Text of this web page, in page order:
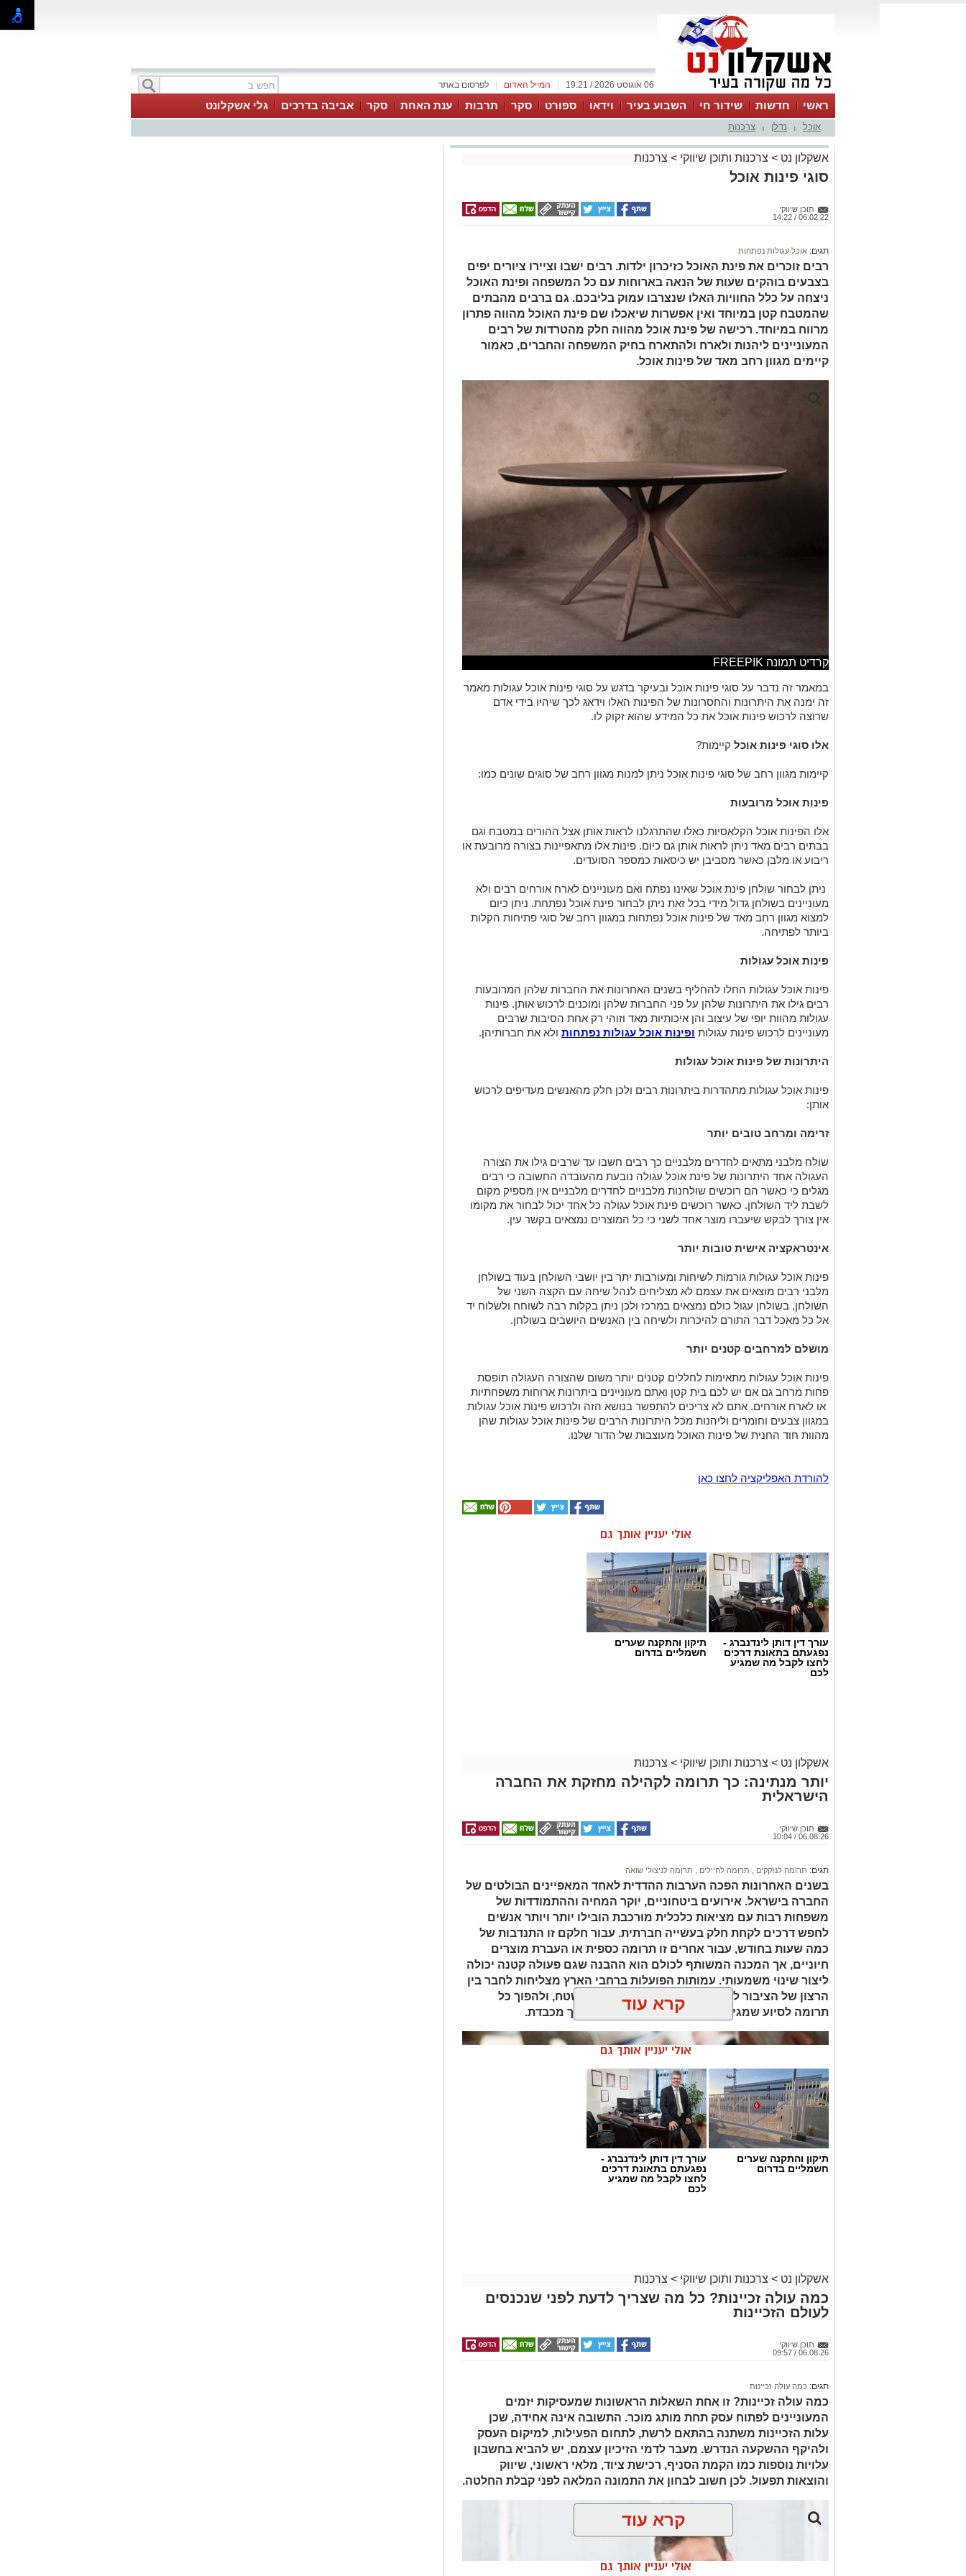
לפרסום באתר המייל האדום 06 אוגוסט 2026 / 19:21
ראשי חדשות שידור חי השבוע בעיר וידאו ספורט סקר תרבות ענת האחת סקר אביבה בדרכים גלי אשקלונט
אוכל נדלן צרכנות
אשקלון נט > צרכנות ותוכן שיווקי > צרכנות
סוגי פינות אוכל
תוכן שיווקי
06.02.22 / 14:22
תגים: אוכל עגולות נפתחות
רבים זוכרים את פינת האוכל כזיכרון ילדות. רבים ישבו וציירו ציורים יפים
בצבעים בוהקים שעות של הנאה בארוחות עם כל המשפחה ופינת האוכל
ניצחה על כלל החוויות האלו שנצרבו עמוק בליבכם. גם ברבים מהבתים
שהמטבח קטן במיוחד ואין אפשרות שיאכלו שם פינת האוכל מהווה פתרון
מרווח במיוחד. רכישה של פינת אוכל מהווה חלק מהטרדות של רבים
המעוניינים ליהנות ולארח ולהתארח בחיק המשפחה והחברים, כאמור
קיימים מגוון רחב מאד של פינות אוכל.
קרדיט תמונה FREEPIK
במאמר זה נדבר על סוגי פינות אוכל ובעיקר בדגש על סוגי פינות אוכל עגולות מאמר
זה ימנה את היתרונות והחסרונות של הפינות האלו וידאג לכך שיהיו בידי אדם
שרוצה לרכוש פינות אוכל את כל המידע שהוא זקוק לו.
אלו סוגי פינות אוכל קיימות?
קיימות מגוון רחב של סוגי פינות אוכל ניתן למנות מגוון רחב של סוגים שונים כמו:
פינות אוכל מרובעות
אלו הפינות אוכל הקלאסיות כאלו שהתרגלנו לראות אותן אצל ההורים במטבח וגם
בבתים רבים מאד ניתן לראות אותן גם כיום. פינות אלו מתאפיינות בצורה מרובעת או
ריבוע או מלבן כאשר מסביבן יש כיסאות כמספר הסועדים.
ניתן לבחור שולחן פינת אוכל שאינו נפתח ואם מעוניינים לארח אורחים רבים ולא
מעוניינים בשולחן גדול מידי בכל זאת ניתן לבחור פינת אוכל נפתחת. ניתן כיום
למצוא מגוון רחב מאד של פינות אוכל נפתחות במגוון רחב של סוגי פתיחות הקלות
ביותר לפתיחה.
פינות אוכל עגולות
פינות אוכל עגולות החלו להחליף בשנים האחרונות את החברות שלהן המרובעות
רבים גילו את היתרונות שלהן על פני החברות שלהן ומוכנים לרכוש אותן. פינות
עגולות מהוות יופי של עיצוב והן איכותיות מאד וזוהי רק אחת הסיבות שרבים
מעוניינים לרכוש פינות עגולות ופינות אוכל עגולות נפתחות ולא את חברותיהן.
היתרונות של פינות אוכל עגולות
פינות אוכל עגולות מתהדרות ביתרונות רבים ולכן חלק מהאנשים מעדיפים לרכוש
אותן:
זרימה ומרחב טובים יותר
שולח מלבני מתאים לחדרים מלבניים כך רבים חשבו עד שרבים גילו את הצורה
העגולה אחד היתרונות של פינת אוכל עגולה נובעת מהעובדה החשובה כי רבים
מגלים כי כאשר הם רוכשים שולחנות מלבניים לחדרים מלבניים אין מספיק מקום
לשבת ליד השולחן. כאשר רוכשים פינת אוכל עגולה כל אחד יכול לבחור את מקומו
אין צורך לבקש שיעברו מוצר אחד לשני כי כל המוצרים נמצאים בקשר עין.
אינטראקציה אישית טובות יותר
פינות אוכל עגולות גורמות לשיחות ומעורבות יתר בין יושבי השולחן בעוד בשולחן
מלבני רבים מוצאים את עצמם לא מצליחים לנהל שיחה עם הקצה השני של
השולחן, בשולחן עגול כולם נמצאים במרכז ולכן ניתן בקלות רבה לשוחח ולשלוח יד
אל כל מאכל דבר התורם להיכרות ולשיחה בין האנשים היושבים בשולחן.
מושלם למרחבים קטנים יותר
פינות אוכל עגולות מתאימות לחללים קטנים יותר משום שהצורה העגולה תופסת
פחות מרחב גם אם יש לכם בית קטן ואתם מעוניינים ביתרונות ארוחות משפחתיות
או לארח אורחים. אתם לא צריכים להתפשר בנושא הזה ולרכוש פינות אוכל עגולות
במגוון צבעים וחומרים וליהנות מכל היתרונות הרבים של פינות אוכל עגולות שהן
מהוות חוד החנית של פינות האוכל מעוצבות של הדור שלנו.
להורדת האפליקציה לחצו כאן
אולי יעניין אותך גם
עורך דין דותן לינדנברג -
נפגעתם בתאונת דרכים
לחצו לקבל מה שמגיע
לכם
תיקון והתקנה שערים
חשמליים בדרום
אשקלון נט > צרכנות ותוכן שיווקי > צרכנות
יותר מנתינה: כך תרומה לקהילה מחזקת את החברה
הישראלית
תוכן שיווקי
06.08.26 / 10:04
תגים: תרומה לנזקקים תרומה לחיילים תרומה לניצולי שואה
בשנים האחרונות הפכה הערבות ההדדית לאחד המאפיינים הבולטים של
החברה בישראל. אירועים ביטחוניים, יוקר המחיה וההתמודדות של
משפחות רבות עם מציאות כלכלית מורכבת הובילו יותר ויותר אנשים
לחפש דרכים לקחת חלק בעשייה חברתית. עבור חלקם זו התנדבות של
כמה שעות בחודש, עבור אחרים זו תרומה כספית או העברת מוצרים
חיוניים, אך המכנה המשותף לכולם הוא ההבנה שגם פעולה קטנה יכולה
ליצור שינוי משמעותי. עמותות הפועלות ברחבי הארץ מצליחות לחבר בין
הרצון של הציבור לעזור לבין הצרכים האמיתיים בשטח, ולהפוך כל
תרומה לסיוע שמגיע למי שזקוק לו בזמן הנכון ובדרך מכבדת.
קרדיט תמונה magnific
הצרכים החברתיים משתנים – והסיוע משתנה איתם
הפעילות רחבים הרבה יותר. לצד סיוע למשפחות המתמודדות עם קושי כלכלי,
פועלות עמותות רבות למען קשישים, חיילים בודדים, ניצולי שואה ואנשים שנקלעו
למשבר בעקבות מחלה, אובדן מקום עבודה או אירועים בלתי צפויים. המשמעות
היא שתרומה אינה מתורגמת רק למוצר אחד או לחבילת מזון, אלא למעטפת שלמה
הכוללת מוצרים חיוניים, ציוד, ליווי אישי ולעיתים גם סיוע נקודתי המאפשר לאנשים
לשמור על שגרת חיים מכובדת. ככל שהצרכים משתנים, כך גם דרכי הפעולה של
הארגונים החברתיים, המפתחים מיזמים חדשים ומעניקים מענה מותאם למציאות
מאחורי כל תרומה עומד אדם
קל לראות בתרומה פעולה טכנית של העברת כסף או מוצרים, אך בפועל מדובר
קרא עוד
אולי יעניין אותך גם
תיקון והתקנה שערים
חשמליים בדרום
עורך דין דותן לינדנברג -
נפגעתם בתאונת דרכים
לחצו לקבל מה שמגיע
לכם
אשקלון נט > צרכנות ותוכן שיווקי > צרכנות
כמה עולה זכיינות? כל מה שצריך לדעת לפני שנכנסים
לעולם הזכיינות
תוכן שיווקי
06.08.26 / 09:57
תגים: כמה עולה זכיינות
כמה עולה זכיינות? זו אחת השאלות הראשונות שמעסיקות יזמים
המעוניינים לפתוח עסק תחת מותג מוכר. התשובה אינה אחידה, שכן
עלות הזכיינות משתנה בהתאם לרשת, לתחום הפעילות, למיקום העסק
ולהיקף ההשקעה הנדרש. מעבר לדמי הזיכיון עצמם, יש להביא בחשבון
עלויות נוספות כמו הקמת הסניף, רכישת ציוד, מלאי ראשוני, שיווק
והוצאות תפעול. לכן חשוב לבחון את התמונה המלאה לפני קבלת החלטה.
קרא עוד
אולי יעניין אותך גם